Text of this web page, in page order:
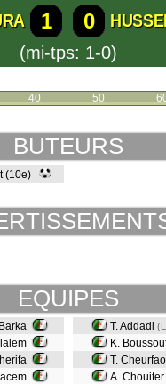
1 0
(mi-tps: 1-0)
40 50
BUTEURS
(10e)
EQUIPES
T. Addadi
K.
T.
A. Chouiter